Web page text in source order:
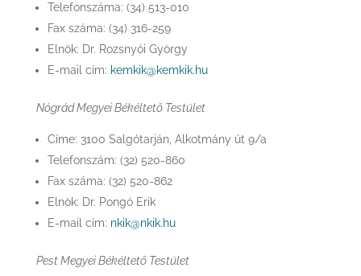
Telefonszáma: (34) 513-010
Fax száma: (34) 316-259
Elnök: Dr. Rozsnyói György
E-mail cím: kemkik@kemkik.hu
Nógrád Megyei Békéltető Testület
Címe: 3100 Salgótarján, Alkotmány út 9/a
Telefonszám: (32) 520-860
Fax száma: (32) 520-862
Elnök: Dr. Pongó Erik
E-mail cím: nkik@nkik.hu
Pest Megyei Békéltető Testület